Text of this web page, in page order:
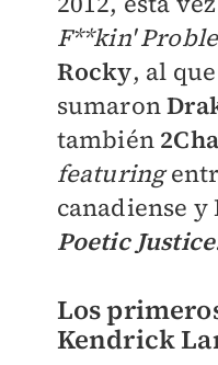
F**kin'
Rocky, al
sumaron
también
featuring
canadiense
Poetic
Los
Kendrick